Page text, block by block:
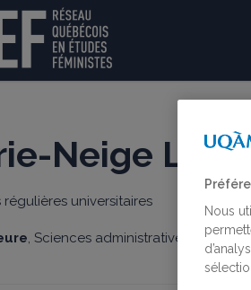
Neige
régulières universitaires
, Sciences administratives,
Nous